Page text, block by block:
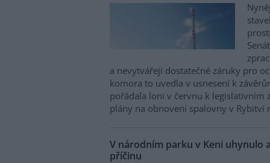
a nevytvářejí dostatečné záruky pro
komora to uvedla v usnesení k
pořádala loni v červnu k legislativním
plány na obnovení spalovny v Rybitví
V národním parku v Keni uhynulo
příčinu